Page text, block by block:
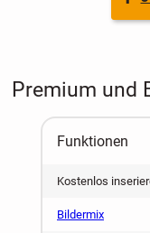
Premium und
Funktionen
Kostenlos
Bildermix